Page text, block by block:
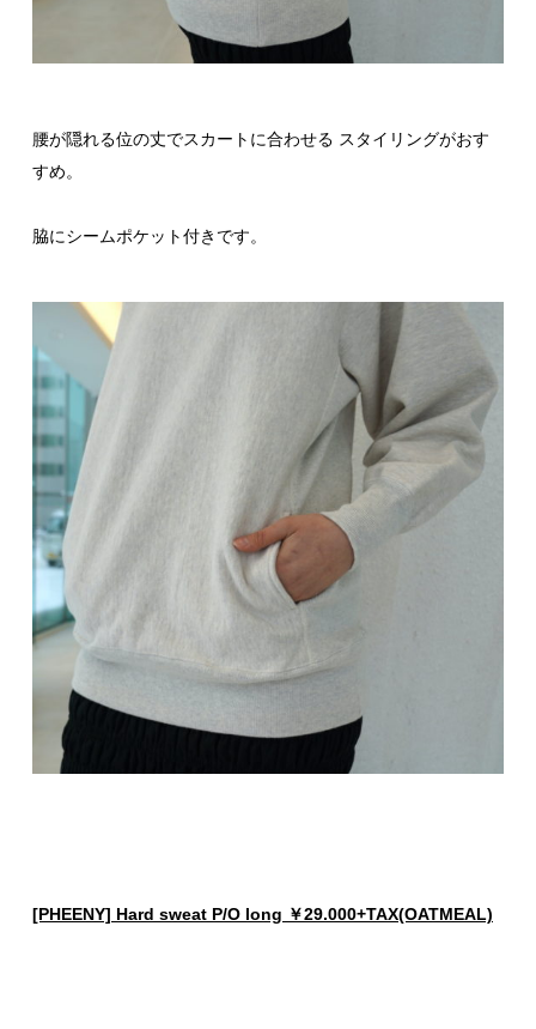
腰が隠れる位の丈でスカートに合わせる スタイリングがおす
すめ。
脇にシームポケット付きです。
[PHEENY] Hard sweat P/O long ￥29.000+TAX(OATMEAL)